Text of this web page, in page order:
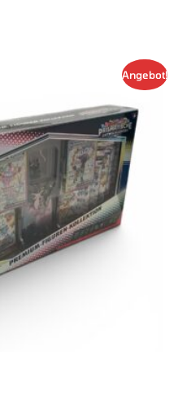
Angebot!